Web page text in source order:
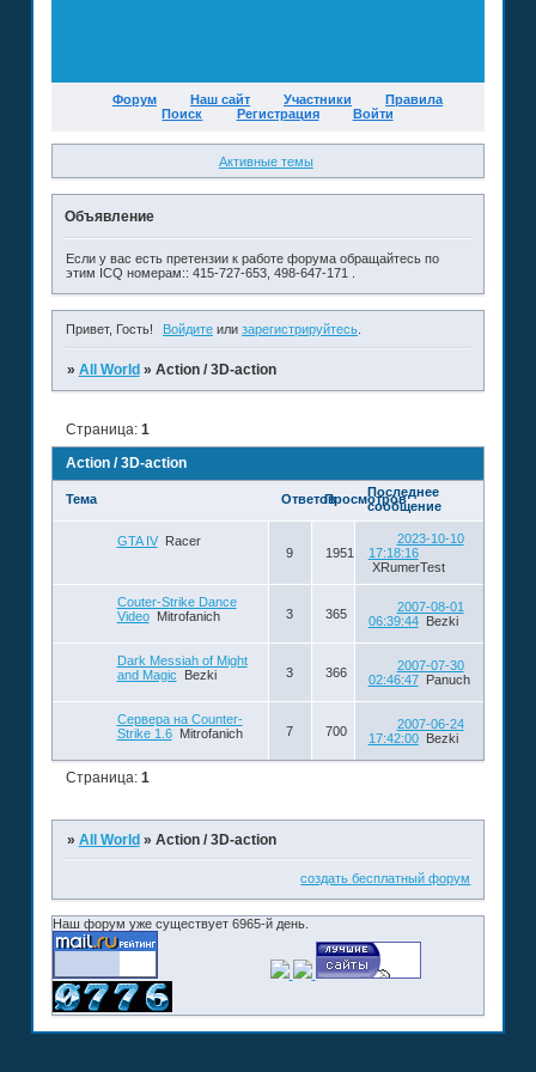
Форум Наш сайт Участники
Правила
Поиск
Регистрация Войти
Активные темы
Объявление
Если у вас есть претензии к работе форума обращайтесь по
этим ICQ номерам:: 415-727-653, 498-647-171 .
Привет, Гость! Войдите илизарегистрируйтесь
» All World » Action / 3D-action
Action / 3D-action
Страница: 1
Тема ОтветовПросмотров
Последнее
сообщение
GTA IV
Racer
9
1951
2023-10-10
17:18:16
XRumerTest
Couter-Strike Dance
Video
Mitrofanich 3 365
2007-08-01
06:39:44
Bezki
Dark Messiah of Might
and Magic
Bezki 3 366
2007-07-30
02:46:47
Panuch
Сервера на Counter-
Strike 1.6
Mitrofanich 7 700
2007-06-24
17:42:00
Bezki
Страница: 1
» All World » Action / 3D-action
создать бесплатный форум
Наш форум уже существует 6965-й день.